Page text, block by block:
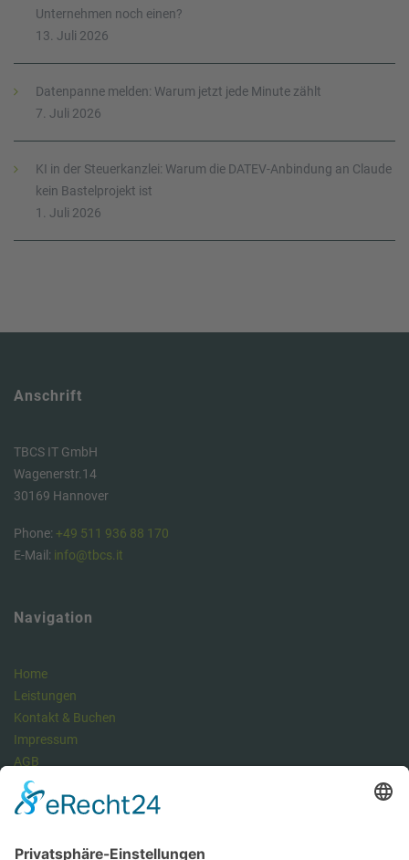
Unternehmen noch einen?
13. Juli 2026
Datenpanne melden: Warum jetzt jede Minute zählt
7. Juli 2026
KI in der Steuerkanzlei: Warum die DATEV-Anbindung an Claude
kein Bastelprojekt ist
1. Juli 2026
Anschrift
TBCS IT GmbH
Wagenerstr.14
30169 Hannover
Phone: +49 511 936 88 170
E-Mail: info@tbcs.it
Navigation
Home
Leistungen
Kontakt & Buchen
Impressum
AGB
Datenschutzerklärung